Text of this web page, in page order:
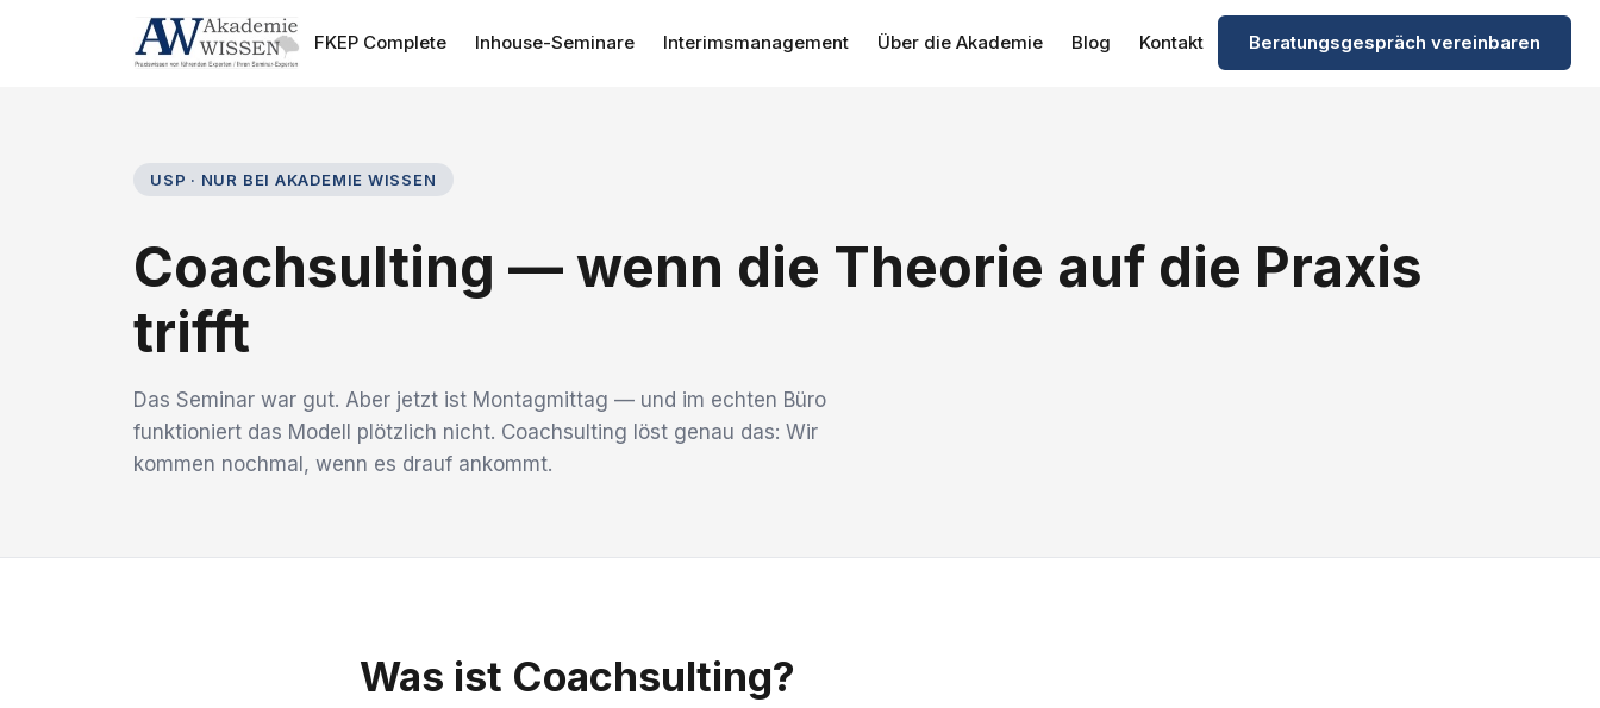
FKEP Complete Inhouse-Seminare Interimsmanagement Über die Akademie Blog Kontakt Beratungsgespräch vereinbaren
USP · NUR BEI AKADEMIE WISSEN
Coachsulting — wenn die Theorie auf die Praxis
trifft
Das Seminar war gut. Aber jetzt ist Montagmittag — und im echten Büro
funktioniert das Modell plötzlich nicht. Coachsulting löst genau das: Wir
kommen nochmal, wenn es drauf ankommt.
Was ist Coachsulting?